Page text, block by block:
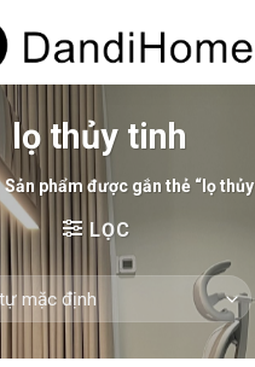
lọ thủy tinh
Sản phẩm được gắn thẻ “lọ thủy
LỌC